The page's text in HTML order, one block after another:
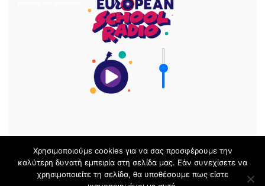
© 2026 Μαθηματικά με ΤΠΕ Ν. Μαγνησίας.
Χρησιμοποιούμε cookies για να σας προσφέρουμε την
καλύτερη δυνατή εμπειρία στη σελίδα μας. Εάν συνεχίσετε να
χρησιμοποιείτε τη σελίδα, θα υποθέσουμε πως είστε